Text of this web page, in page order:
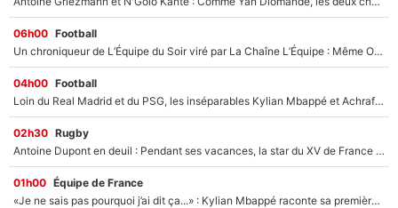
06h00 Football
Un chroniqueur de L’Équipe du Soir viré par La Chaîne L’Équipe : Même Olivier Ménard n’avait pas pu empêcher son départ, «je l’ai appris sur Twitter, je l’ai vécu assez mal»
04h00 Football
Loin du Real Madrid et du PSG, les inséparables Kylian Mbappé et Achraf Hakimi changent d'équipe le temps d'une journée !
02h30 Rugby
Antoine Dupont en deuil : Pendant ses vacances, la star du XV de France a perdu sa grand-mère
01h00 Équipe de France
«Je ne sais pas pourquoi j’ai dit ça...» : Kylian Mbappé raconte sa première rencontre avec Zinédine Zidane (et c’est très drôle)